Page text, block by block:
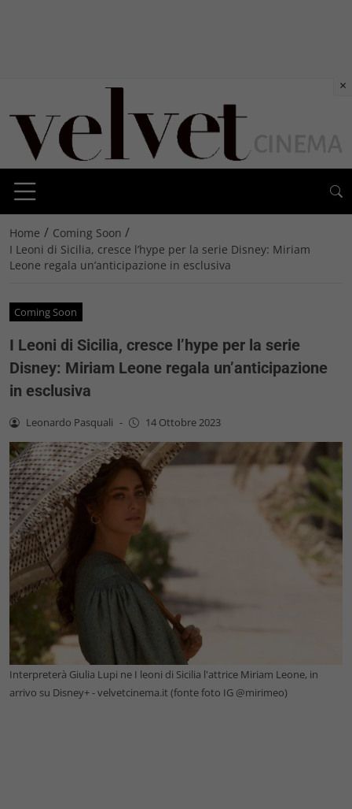
Home / Coming Soon /
I Leoni di Sicilia, cresce l’hype per la serie Disney: Miriam
Leone regala un’anticipazione in esclusiva
Coming Soon
I Leoni di Sicilia, cresce l’hype per la serie
Disney: Miriam Leone regala un’anticipazione
in esclusiva
Leonardo Pasquali - 14 Ottobre 2023
Interpreterà Giulia Lupi ne I leoni di Sicilia l'attrice Miriam Leone, in
arrivo su Disney+ - velvetcinema.it (fonte foto IG @mirimeo)
×